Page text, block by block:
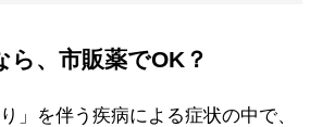
ら、市販薬でOK？
」を伴う疾病による症状の中で、